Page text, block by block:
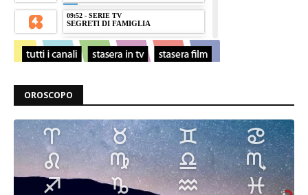
OROSCOPO